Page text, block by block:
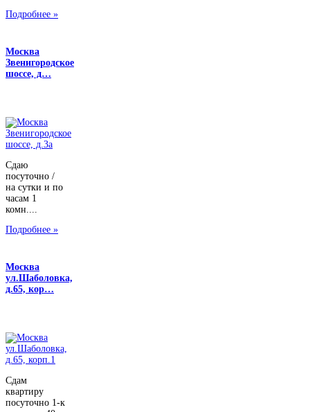
Подробнее »
Москва
Звенигородское
шоссе, д…
Сдаю
посуточно /
на сутки и по
часам 1
комн....
Подробнее »
Москва
ул.Шаболовка,
д.65, кор…
Сдам
квартиру
посуточно 1-к